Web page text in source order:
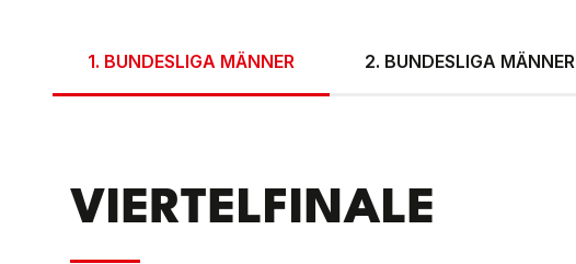
1. BUNDESLIGA MÄNNER 2. BUNDESLIGA MÄNNER
VIERTELFINALE